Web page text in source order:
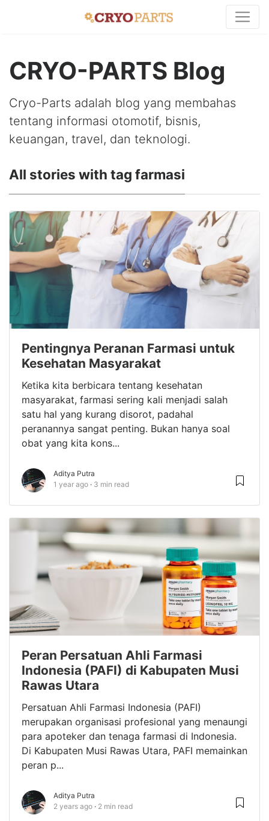
CRYO-PARTS Blog
Cryo-Parts adalah blog yang membahas
tentang informasi otomotif, bisnis,
keuangan, travel, dan teknologi.
All stories with tag farmasi
Pentingnya Peranan Farmasi untuk
Kesehatan Masyarakat
Ketika kita berbicara tentang kesehatan
masyarakat, farmasi sering kali menjadi salah
satu hal yang kurang disorot, padahal
peranannya sangat penting. Bukan hanya soal
obat yang kita kons...
Aditya Putra
1 year ago
3 min read
Peran Persatuan Ahli Farmasi
Indonesia (PAFI) di Kabupaten Musi
Rawas Utara
Persatuan Ahli Farmasi Indonesia (PAFI)
merupakan organisasi profesional yang menaungi
para apoteker dan tenaga farmasi di Indonesia.
Di Kabupaten Musi Rawas Utara, PAFI memainkan
peran p...
Aditya Putra
2 years ago
2 min read